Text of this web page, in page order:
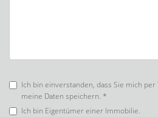
Ich bin einverstanden, dass Sie mich
meine Daten speichern. *
Ich bin Eigentümer einer Immobilie.